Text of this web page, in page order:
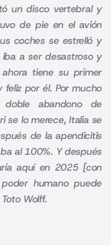
un disco vertebral y
de pie en el avión
coches se estrelló y
a ser desastroso y
tiene su primer
por él. Por mucho
abandono de
se lo merece, Italia se
de la apendicitis
al 100%. Y después
aquí en 2025 [con
humano puede
Wolff.